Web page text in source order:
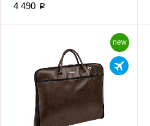
4 490 p
new